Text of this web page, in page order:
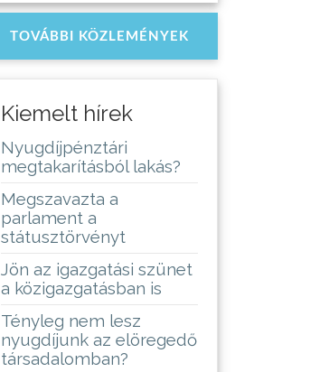
TOVÁBBI KÖZLEMÉNYEK
Kiemelt hírek
Nyugdíjpénztári
megtakarításból lakás?
Megszavazta a
parlament a
státusztörvényt
Jön az igazgatási szünet
a közigazgatásban is
Tényleg nem lesz
nyugdíjunk az elöregedő
társadalomban?